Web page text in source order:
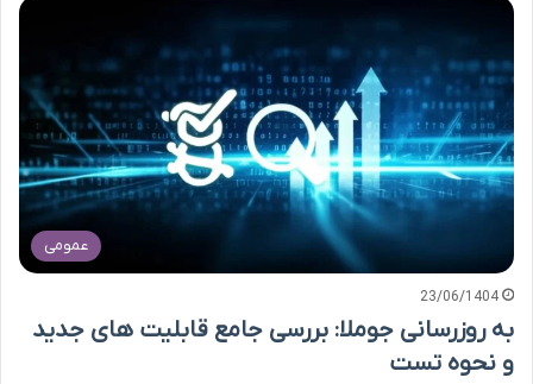
عمومی
23/06/1404
به روزرسانی جوملا: بررسی جامع قابلیت های جدید
و نحوه تست